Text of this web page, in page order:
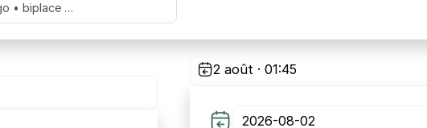
• biplace …
2 août · 01:45